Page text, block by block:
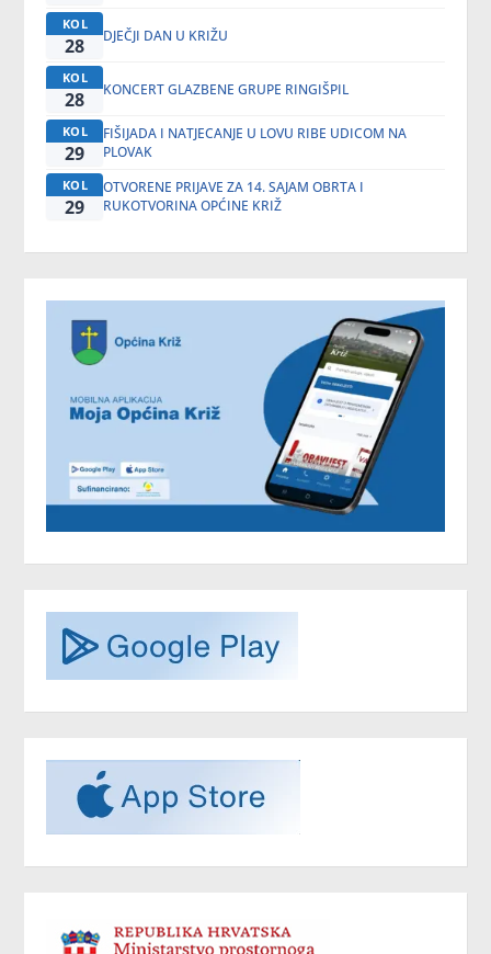
KOL
28 DJEČJI DAN U KRIŽU
KOL
28 KONCERT GLAZBENE GRUPE RINGIŠPIL
KOL
29
FIŠIJADA I NATJECANJE U LOVU RIBE UDICOM NA
PLOVAK
KOL
29
OTVORENE PRIJAVE ZA 14. SAJAM OBRTA I
RUKOTVORINA OPĆINE KRIŽ